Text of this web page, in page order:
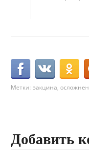
Метки: вакцина,
Добавить